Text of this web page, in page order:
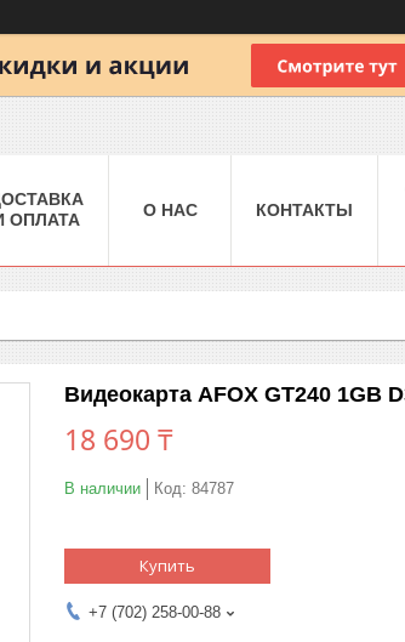
ОПЛАТА
О НАС КОНТАКТЫ
Видеокарта AFOX GT240 1GB
18 690 ₸
В наличии Код: 84787
Купить
+7 (702) 258-00-88